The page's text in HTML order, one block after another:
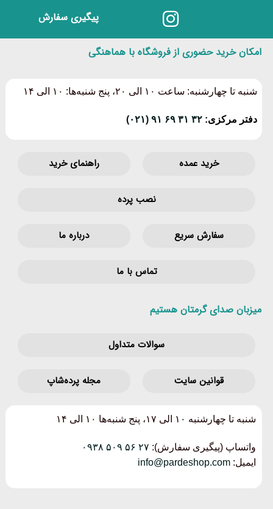
پیگیری سفارش
امکان خرید حضوری از فروشگاه با هماهنگی
شنبه تا چهارشنبه: ساعت ۱۰ الی ۲۰، پنج شنبه‌ها: ۱۰ الی ۱۴
دفتر مرکزی: ۳۲ ۳۱ ۶۹ ۹۱ (۰۲۱)
خرید عمده راهنمای خرید
نصب پرده
سفارش سریع درباره ما
تماس با ما
میزبان صدای گرمتان هستیم
سوالات متداول
قوانین‌ سایت مجله پرده‌شاپ
شنبه تا چهارشنبه ۱۰ الی ۱۷، پنج شنبه‌ها ۱۰ الی ۱۴
واتساپ (پیگیری سفارش): ۲۷ ۵۶ ۵۰۹ ۰۹۳۸
ایمیل: info@pardeshop.com